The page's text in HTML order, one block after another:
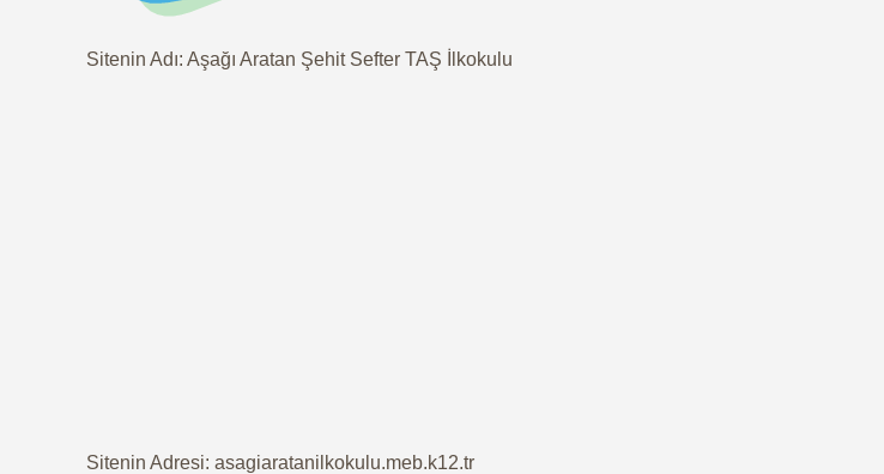
Sitenin Adı: Aşağı Aratan Şehit Sefter TAŞ İlkokulu
Sitenin Adresi: asagiaratanilkokulu.meb.k12.tr